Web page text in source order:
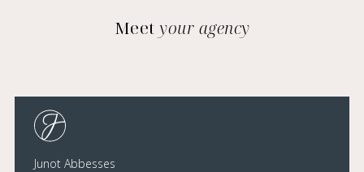
Meet your agency
Junot Abbesses